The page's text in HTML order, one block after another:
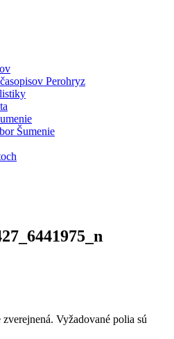
Perohryz
Šumenie
zverejnená. Vyžadované polia sú